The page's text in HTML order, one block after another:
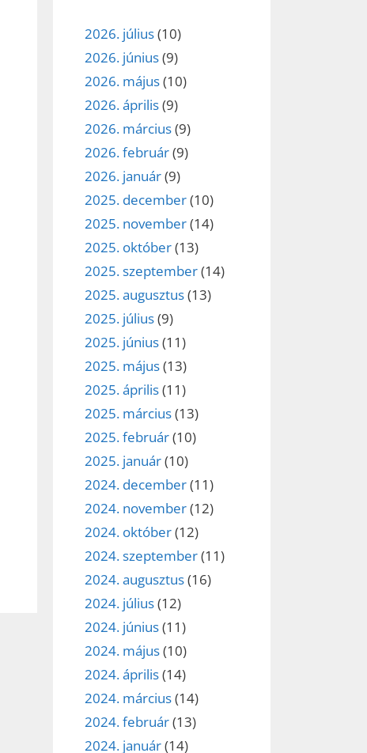
2026. július(10)
2026. június(9)
2026. május(10)
2026. április(9)
2026. március(9)
2026. február(9)
2026. január(9)
2025. december(10)
2025. november(14)
2025. október(13)
2025. szeptember(14)
2025. augusztus(13)
2025. július(9)
2025. június(11)
2025. május(13)
2025. április(11)
2025. március(13)
2025. február(10)
2025. január(10)
2024. december(11)
2024. november(12)
2024. október(12)
2024. szeptember(11)
2024. augusztus(16)
2024. július(12)
2024. június(11)
2024. május(10)
2024. április(14)
2024. március(14)
2024. február(13)
2024. január(14)